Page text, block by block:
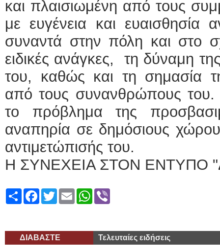
και πλαισιωμένη από τους
με ευγένεια και ευαισθησία
συναντά στην πόλη και στο
ειδικές ανάγκες, τη δύναμη
του, καθώς και τη σημασία
από τους συνανθρώπους του.
το πρόβλημα της
αναπηρία σε δημόσιους
αντιμετώπισής του.
Η ΣΥΝΕΧΕΙΑ ΣΤΟΝ ΕΝΤΥΠΟ
ShareFacebook
TwitterEmailWhatsApp
ΔΙΑΒΑΣΤΕ Τελευταίες ειδήσεις